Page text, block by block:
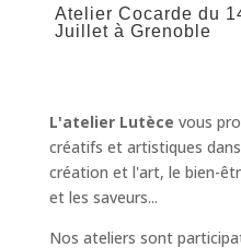
Atelier Cocarde du
Juillet à Grenoble
L'atelier Lutèce vous
créatifs et artistiques
création et l'art, le bien-
et les saveurs...
Nos ateliers sont